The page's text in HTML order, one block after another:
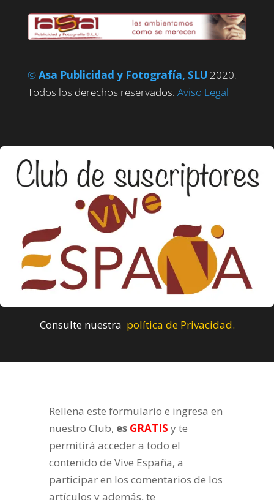
©Asa Publicidad y Fotografía, SLU 2020,
Todos los derechos reservados. Aviso Legal
Consulte nuestra política de Privacidad.
Rellena este formulario e ingresa en
nuestro Club, es GRATIS y te
permitirá acceder a todo el
contenido de Vive España, a
participar en los comentarios de los
artículos y además, te